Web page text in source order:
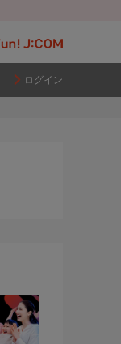
ログイン